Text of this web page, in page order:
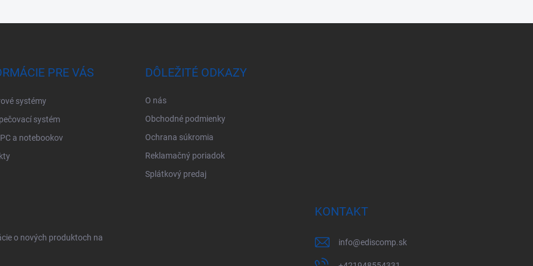
PRE VÁS
systémy
systém
a notebookov
DÔLEŽITÉ ODKAZY
O nás
Obchodné podmienky
Ochrana súkromia
Reklamačný poriadok
Splátkový predaj
o nových produktoch na
KONTAKT
info@ediscomp.sk